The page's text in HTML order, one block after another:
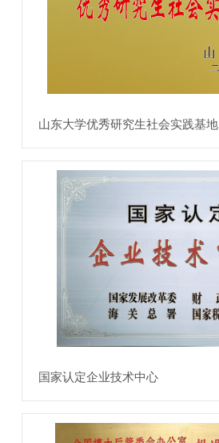
山东大学优秀研究生社会实践基地
国家认定企业技术中心